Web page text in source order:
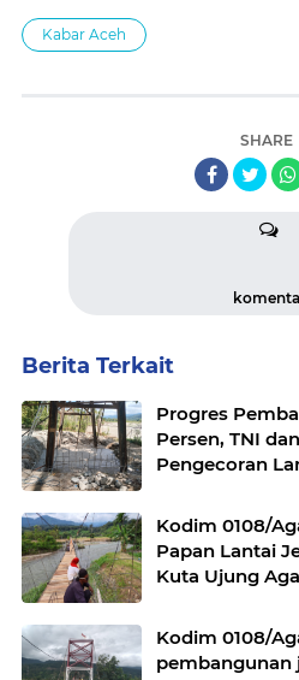
Kabar Aceh
SHARE
Berita Terkait
Progres
Persen, TNI
Pengecoran
Kodim 0108/
Papan Lantai
Kuta Ujung
Kodim 0108/
pembangunan